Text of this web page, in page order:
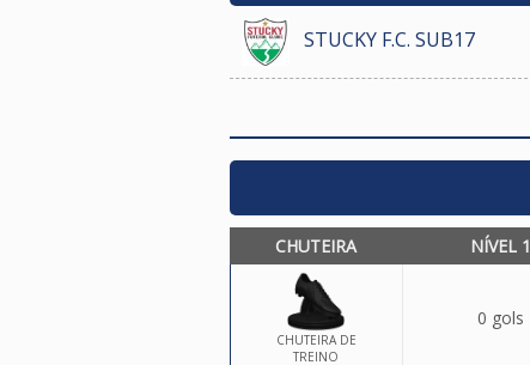
STUCKY F.C. SUB17
CHUTEIRA NÍVEL 1
CHUTEIRA DE
TREINO
0 gols